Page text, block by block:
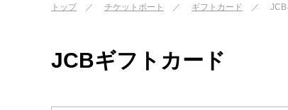
トップ チケットポート ギフトカード JCB
JCBギフトカード